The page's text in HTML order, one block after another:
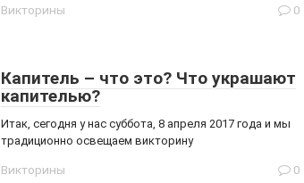
Викторины 0
Капитель – что это? Что украшают
капителью?
Итак, сегодня у нас суббота, 8 апреля 2017 года и мы
традиционно освещаем викторину
Викторины 0